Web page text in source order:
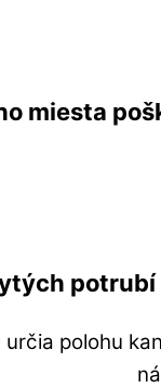
miesta
potrubí
polohu